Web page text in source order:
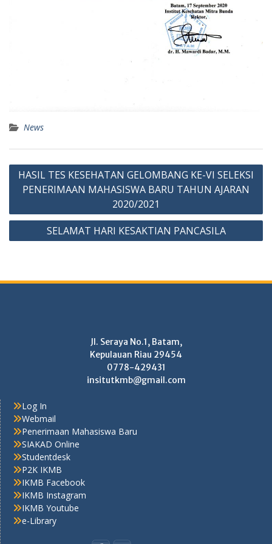
News
Post
navigation
HASIL TES KESEHATAN GELOMBANG KE-VI SELEKSI
PENERIMAAN MAHASISWA BARU TAHUN AJARAN
2020/2021
SELAMAT HARI KESAKTIAN PANCASILA
Jl. Seraya No.1, Batam,
Kepulauan Riau 29454
0778-429431
insitutkmb@gmail.com
Log In
Webmail
Penerimaan Mahasiswa Baru
SIAKAD Online
Studentdesk
P2K IKMB
IKMB Facebook
IKMB Instagram
IKMB Youtube
e-Library